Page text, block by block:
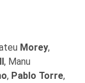
Morey,
, Manu
, Pablo Torre,